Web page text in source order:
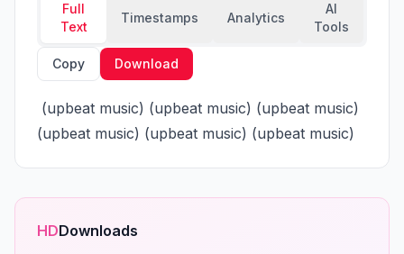
Full
Text
Timestamps Analytics
AI
Tools
Copy Download
(upbeat music) (upbeat music) (upbeat music)
HDDownloads